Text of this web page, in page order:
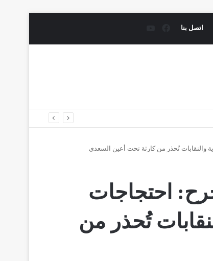
اتصل بنا
والنقابات تُحذر من كارثة تحت أعين السعدي
احتجاجات
تُحذر من